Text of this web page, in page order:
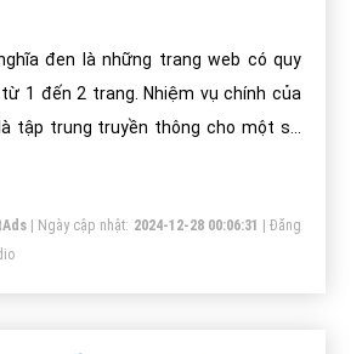
đen là những trang web có quy
1 đến 2 trang. Nhiệm vụ chính của
tập trung truyền thông cho một sự
| Ngày cập nhật: 2024-12-28 00:06:31 |Đăng